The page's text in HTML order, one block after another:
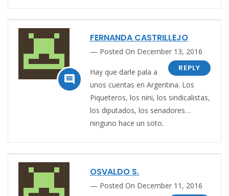

FERNANDA CASTRILLEJO
Posted On December 13, 2016
REPLY
Hay que darle pala a
unos cuentas en Argentina. Los
Piqueteros, los nini, los sindicalistas,
los diputados, los senadores…
ninguno hace un soto.
OSVALDO S.
Posted On December 11, 2016